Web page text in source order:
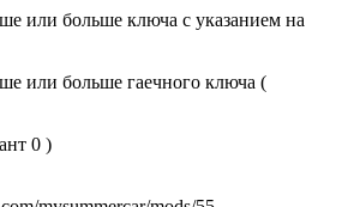
или больше ключа с указанием на
или больше гаечного ключа (
0 )